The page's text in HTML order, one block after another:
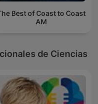
Best of Coast to Coast
AM
de Ciencias